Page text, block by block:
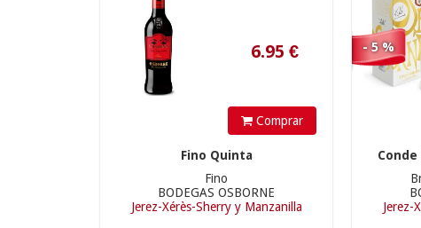
Comprar
Fino Quinta
Fino
BODEGAS OSBORNE
Jerez-Xérès-Sherry y Manzanilla
- 5 %
Conde
Jerez-
49.31€